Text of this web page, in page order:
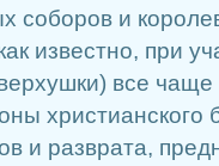
соборов и
известно, при
все
христианского
и разврата,